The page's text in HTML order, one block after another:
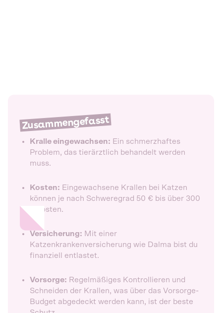
Zusammengefasst
Kralle eingewachsen: Ein schmerzhaftes
Problem, das tierärztlich behandelt werden
muss.
Kosten: Eingewachsene Krallen bei Katzen
können je nach Schweregrad 50 € bis über 300
€ kosten.
Versicherung: Mit einer
Katzenkrankenversicherung wie Dalma bist du
finanziell entlastet.
Vorsorge: Regelmäßiges Kontrollieren und
Schneiden der Krallen, was über das Vorsorge-
Budget abgedeckt werden kann, ist der beste